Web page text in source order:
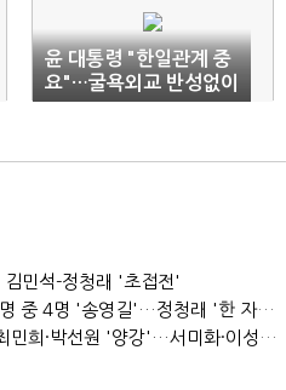
윤 대통령 "한일관계 중
요"…굴욕외교 반성없이
외교성과 '자화자찬'
민석-정청래 '초접전'
(정기여론조사)③2순위, 10명 중 4명 '송영길'…정청래 '한 자릿수'
(정기여론조사)④최고위원 최민희·박선원 '양강'…서미화·이성윤·임미애 뒤이어